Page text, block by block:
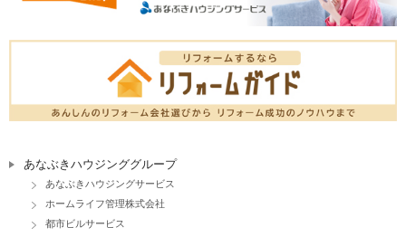
あなぶきハウジンググループ
あなぶきハウジングサービス
ホームライフ管理株式会社
都市ビルサービス